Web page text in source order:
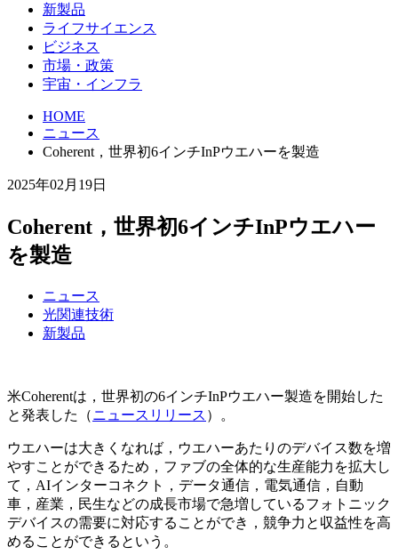
新製品
ライフサイエンス
ビジネス
市場・政策
宇宙・インフラ
HOME
ニュース
Coherent，世界初6インチInPウエハーを製造
2025年02月19日
Coherent，世界初6インチInPウエハー
を製造
ニュース
光関連技術
新製品
米Coherentは，世界初の6インチInPウエハー製造を開始した
と発表した（ニュースリリース ）。
ウエハーは大きくなれば，ウエハーあたりのデバイス数を増
やすことができるため，ファブの全体的な生産能力を拡大し
て，AIインターコネクト，データ通信，電気通信，自動
車，産業，民生などの成長市場で急増しているフォトニック
デバイスの需要に対応することができ，競争力と収益性を高
めることができるという。